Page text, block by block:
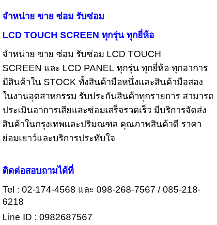
จำหน่าย ขาย ซ่อม รับซ่อม
LCD TOUCH SCREEN ทุกรุ่น ทุกยี่ห้อ
จำหน่าย ขาย ซ่อม รับซ่อม LCD TOUCH
SCREEN และ LCD PANEL ทุกรุ่น ทุกยี่ห้อ ทุกอาการ
มีสินค้าใน STOCK ทั้งสินค้ามือหนึ่งและสินค้ามือสอง
ในงานอุตสาหกรรม รับประกันสินค้าทุกรายการ สามารถ
ประเมินอาการเสียและซ่อมเสร็จรวดเร็ว มีบริการจัดส่ง
สินค้าในกรุงเทพและปริมณฑล คุณภาพสินค้าดี ราคา
ย่อมเยาว์และบริการประทับใจ
ติดต่อสอบถามได้ที่
Tel : 02-174-4568 และ 098-268-7567 / 085-218-
6218
Line ID : 0982687567